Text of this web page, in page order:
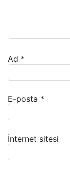
Ad *
E-posta *
İnternet sitesi